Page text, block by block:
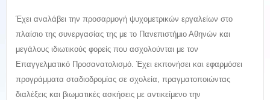
Έχει αναλάβει την προσαρμογή ψυχομετρικών εργαλείων στο
πλαίσιο της συνεργασίας της με το Πανεπιστήμιο Αθηνών και
μεγάλους ιδιωτικούς φορείς που ασχολούνται με τον
Επαγγελματικό Προσανατολισμό. Έχει εκπονήσει και εφαρμόσει
προγράμματα σταδιοδρομίας σε σχολεία, πραγματοποιώντας
διαλέξεις και βιωματικές ασκήσεις με αντικείμενο την